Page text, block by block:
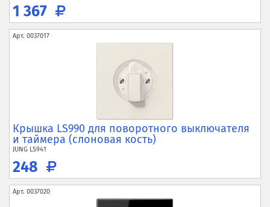
1 367
Арт. 0037017
Крышка LS990 для поворотного выключателя
и таймера (слоновая кость)
JUNG LS941
248
Арт. 0037020